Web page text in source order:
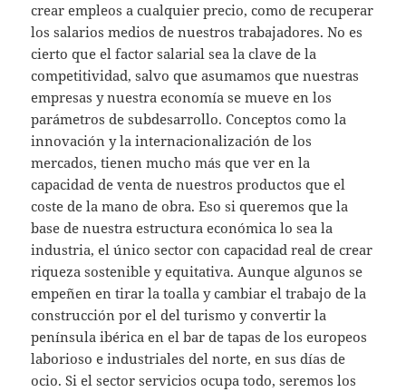
crear empleos a cualquier precio, como de recuperar
los salarios medios de nuestros trabajadores. No es
cierto que el factor salarial sea la clave de la
competitividad, salvo que asumamos que nuestras
empresas y nuestra economía se mueve en los
parámetros de subdesarrollo. Conceptos como la
innovación y la internacionalización de los
mercados, tienen mucho más que ver en la
capacidad de venta de nuestros productos que el
coste de la mano de obra. Eso si queremos que la
base de nuestra estructura económica lo sea la
industria, el único sector con capacidad real de crear
riqueza sostenible y equitativa. Aunque algunos se
empeñen en tirar la toalla y cambiar el trabajo de la
construcción por el del turismo y convertir la
península ibérica en el bar de tapas de los europeos
laborioso e industriales del norte, en sus días de
ocio. Si el sector servicios ocupa todo, seremos los